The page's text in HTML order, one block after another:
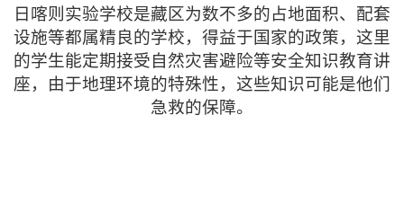
日喀则实验学校是藏区为数不多的占地面积、配套
设施等都属精良的学校，得益于国家的政策，这里
的学生能定期接受自然灾害避险等安全知识教育讲
座，由于地理环境的特殊性，这些知识可能是他们
急救的保障。